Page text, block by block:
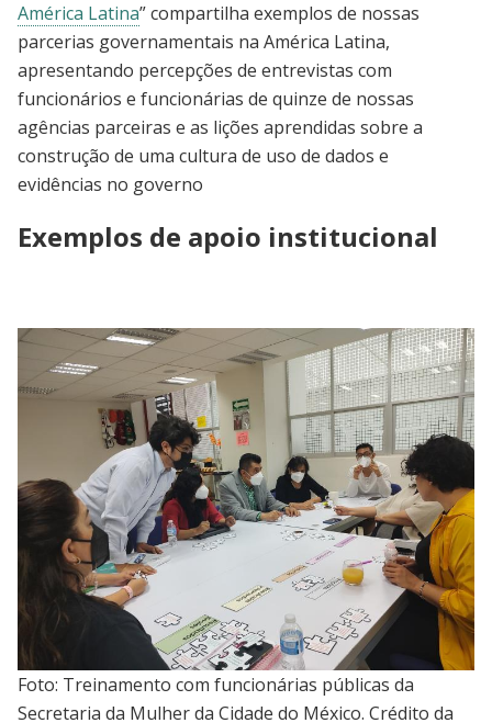
América Latina”compartilha exemplos de nossas
parcerias governamentais na América Latina,
apresentando percepções de entrevistas com
funcionários e funcionárias de quinze de nossas
agências parceiras e as lições aprendidas sobre a
construção de uma cultura de uso de dados e
evidências no governo
Exemplos de apoio institucional
Foto: Treinamento com funcionárias públicas da
Secretaria da Mulher da Cidade do México. Crédito da